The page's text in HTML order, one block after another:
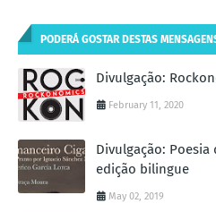
PODERÁ GOSTAR DESTAS
Divulgação:
February 11, 2020
Divulgação: Poesia
edição bilingue
May 02, 2019